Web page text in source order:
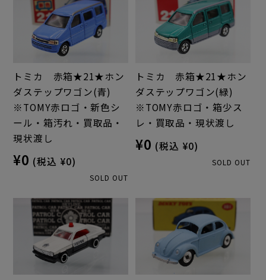
トミカ 赤箱★21★ホン
ダステップワゴン(青)
※TOMY赤ロゴ・新色シ
ール・箱汚れ・買取品・
現状渡し
¥0 (税込 ¥0)
SOLD OUT
トミカ 赤箱★21★ホン
ダステップワゴン(緑)
※TOMY赤ロゴ・箱少ス
レ・買取品・現状渡し
¥0 (税込 ¥0)
SOLD OUT